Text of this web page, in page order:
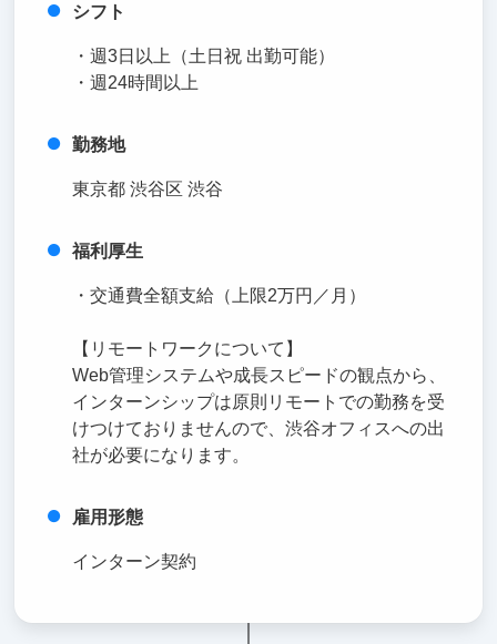
シフト
・週3日以上（土日祝 出勤可能）
・週24時間以上
勤務地
東京都 渋谷区 渋谷
福利厚生
・交通費全額支給（上限2万円／月）
【リモートワークについて】
Web管理システムや成長スピードの観点から、
インターンシップは原則リモートでの勤務を受
けつけておりませんので、渋谷オフィスへの出
社が必要になります。
雇用形態
インターン契約